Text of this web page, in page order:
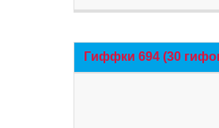
Гиффки 694 (30